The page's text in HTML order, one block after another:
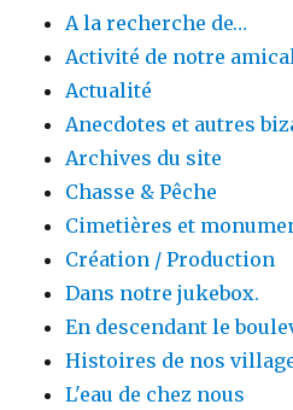
A la recherche de…
Activité de notre
Actualité
Anecdotes et autres
Archives du site
Chasse & Pêche
Cimetières et
Création / Production
Dans notre jukebox.
En descendant le
Histoires de nos
L'eau de chez nous